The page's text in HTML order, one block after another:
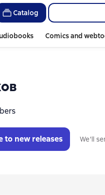
Catalog
Comics and
to new releases We'll